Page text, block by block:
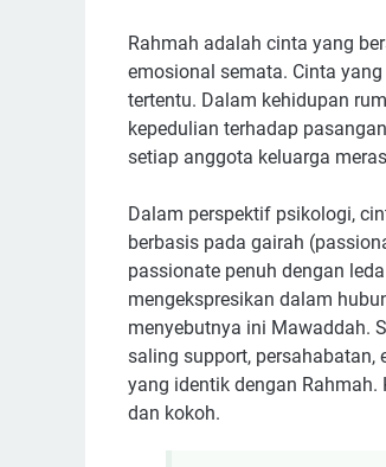
Rahmah adalah cinta yang
emosional semata. Cinta
tertentu. Dalam kehidupan
kepedulian terhadap
setiap anggota keluarga
Dalam perspektif psikologi,
berbasis pada gairah
passionate penuh dengan
mengekspresikan dalam
menyebutnya ini Mawaddah.
saling support, persahabatan,
yang identik dengan
dan kokoh.